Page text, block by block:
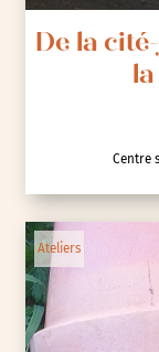
De la
la
Centre
Ateliers